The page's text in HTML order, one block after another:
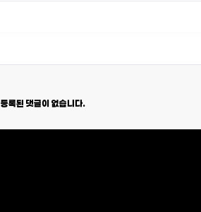
등록된 댓글이 없습니다.